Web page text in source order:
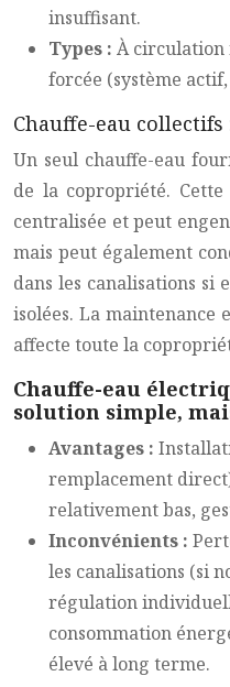
insuffisant.
Types : À circulation
forcée (système
Chauffe-eau
Un seul chauffe-eau
de la copropriété.
centralisée et peut
mais peut également
dans les canalisations si
isolées. La maintenance
affecte toute la
Chauffe-eau
solution simple,
Avantages :
remplacement
relativement bas,
Inconvénients :
les canalisations (si
régulation
consommation
élevé à long terme.